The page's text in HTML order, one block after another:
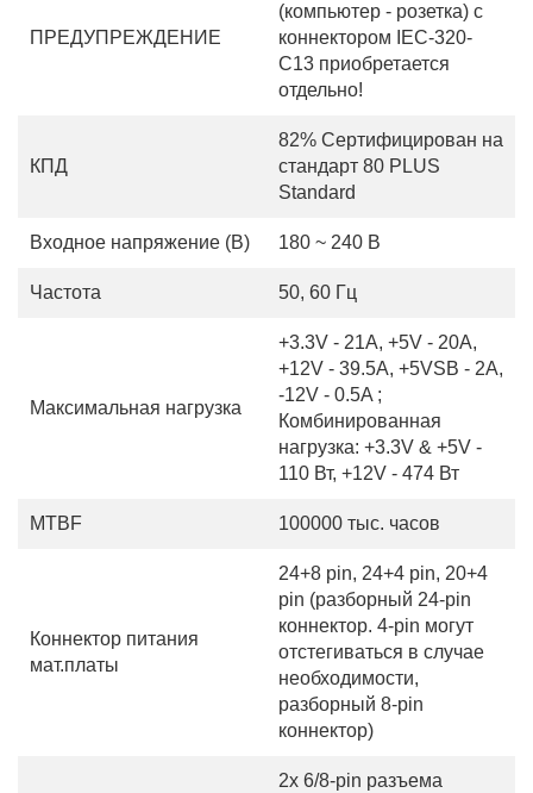
ПРЕДУПРЕЖДЕНИЕ
(компьютер - розетка) с
коннектором IEC-320-
C13 приобретается
отдельно!
КПД
82% Сертифицирован на
стандарт 80 PLUS
Standard
Входное напряжение (В) 180 ~ 240 В
Частота 50, 60 Гц
Максимальная нагрузка
+3.3V - 21A, +5V - 20A,
+12V - 39.5A, +5VSB - 2A,
-12V - 0.5A ;
Комбинированная
нагрузка: +3.3V & +5V -
110 Вт, +12V - 474 Вт
MTBF 100000 тыс. часов
Коннектор питания
мат.платы
24+8 pin, 24+4 pin, 20+4
pin (разборный 24-pin
коннектор. 4-pin могут
отстегиваться в случае
необходимости,
разборный 8-pin
коннектор)
2x 6/8-pin разъема